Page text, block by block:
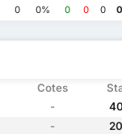
0 0% 0 0 0 0
Cotes
- 40
- 20